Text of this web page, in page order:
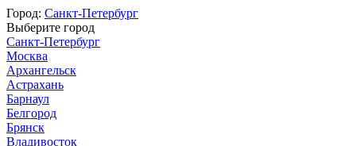
Город: Санкт-Петербург
Выберите город
Санкт-Петербург
Москва
Архангельск
Астрахань
Барнаул
Белгород
Брянск
Владивосток